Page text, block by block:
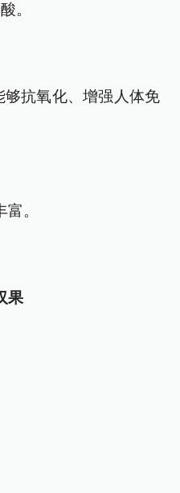
。
抗氧化、增强人体免
。
果